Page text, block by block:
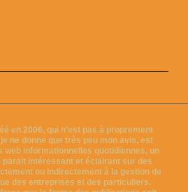
en 2006, qui n’est pas à proprement
ne donne que très peu mon avis, est
web informationnelles quotidiennes, un
parait intéressant et éclairant sur des
ou indirectement à la gestion de
des entreprises et des particuliers.